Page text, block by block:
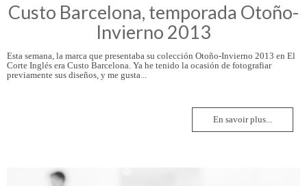
Custo Barcelona, temporada Otoño-
Invierno 2013
Esta semana, la marca que presentaba su colección Otoño-Invierno 2013 en El
Corte Inglés era Custo Barcelona. Ya he tenido la ocasión de fotografiar
previamente sus diseños, y me gusta...
En savoir plus...